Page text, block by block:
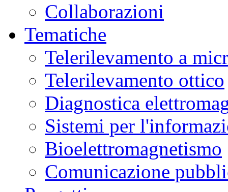
Collaborazioni
Tematiche
Telerilevamento a
Telerilevamento ottico
Diagnostica
Sistemi per
Bioelettromagnetismo
Comunicazione